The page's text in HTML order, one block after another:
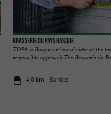
Brasserie du Pays Basque
TOPA, a Basque artisanal cider at the
responsible approach The Brasserie du
4,0 km - Bardos